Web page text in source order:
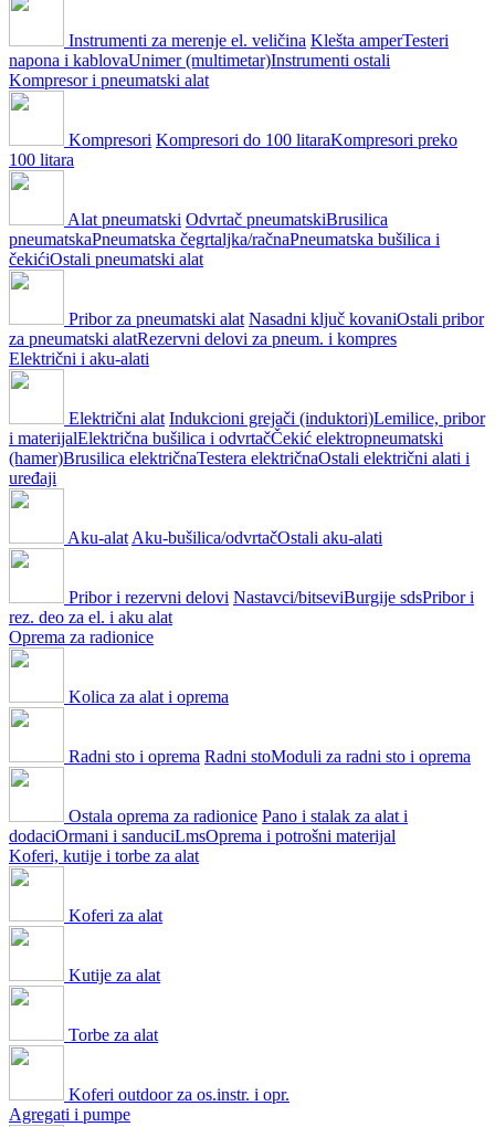
Instrumenti za merenje el. veličina Klešta amperTesteri
napona i kablovaUnimer (multimetar)Instrumenti ostali
Kompresor i pneumatski alat
Kompresori Kompresori do 100 litaraKompresori preko
100 litara
Alat pneumatski Odvrtač pneumatskiBrusilica
pneumatskaPneumatska čegrtaljka/račnaPneumatska bušilica i
čekićiOstali pneumatski alat
Pribor za pneumatski alat Nasadni ključ kovaniOstali pribor
za pneumatski alatRezervni delovi za pneum. i kompres
Električni i aku-alati
Električni alat Indukcioni grejači (induktori)Lemilice, pribor
i materijalElektrična bušilica i odvrtačČekić elektropneumatski
(hamer)Brusilica električnaTestera električnaOstali električni alati i
uređaji
Aku-alat Aku-bušilica/odvrtačOstali aku-alati
Pribor i rezervni delovi Nastavci/bitseviBurgije sdsPribor i
rez. deo za el. i aku alat
Oprema za radionice
Kolica za alat i oprema
Radni sto i oprema Radni stoModuli za radni sto i oprema
Ostala oprema za radionice Pano i stalak za alat i
dodaciOrmani i sanduciLmsOprema i potrošni materijal
Koferi, kutije i torbe za alat
Koferi za alat
Kutije za alat
Torbe za alat
Koferi outdoor za os.instr. i opr.
Agregati i pumpe